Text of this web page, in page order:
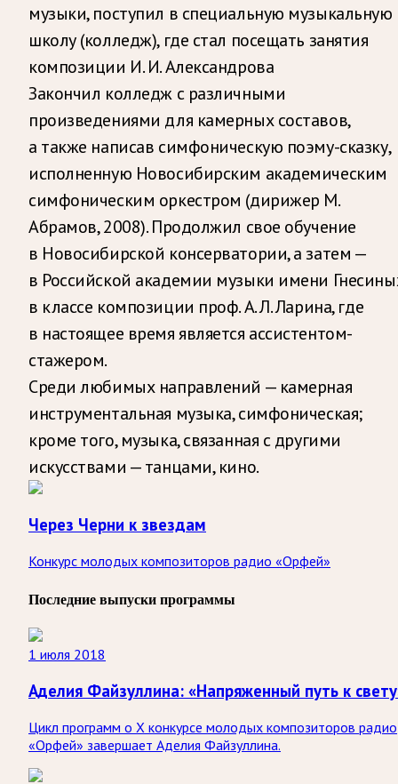
музыки, поступил в специальную музыкальную
школу (колледж), где стал посещать занятия
композиции И. И. Александрова
Закончил колледж с различными
произведениями для камерных составов,
а также написав симфоническую поэму-сказку,
исполненную Новосибирским академическим
симфоническим оркестром (дирижер М.
Абрамов, 2008). Продолжил свое обучение
в Новосибирской консерватории, а затем —
в Российской академии музыки имени
в классе композиции проф. А. Л. Ларина, где
в настоящее время является ассистентом-
стажером.
Среди любимых направлений — камерная
инструментальная музыка, симфоническая;
кроме того, музыка, связанная с другими
искусствами — танцами, кино.
Через Черни к звездам
Конкурс молодых композиторов радио «Орфей»
Последние выпуски программы
1 июля 2018
Аделия Файзуллина: «Напряженный путь к
Цикл программ о X конкурсе молодых композиторов радио
«Орфей» завершает Аделия Файзуллина.